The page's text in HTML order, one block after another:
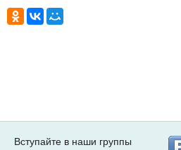
Вступайте в наши группы